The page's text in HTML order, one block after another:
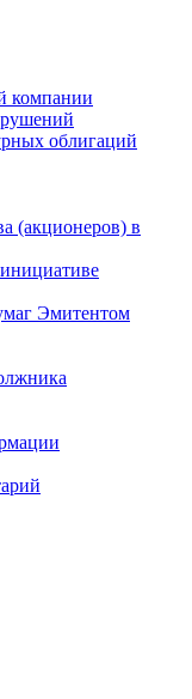
компании
облигаций
(акционеров) в
Эмитентом